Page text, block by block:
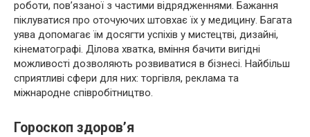
роботи, пов’язаної з частими відрядженнями. Бажання
піклуватися про оточуючих штовхає їх у медицину. Багата
уява допомагає їм досягти успіхів у мистецтві, дизайні,
кінематографі. Ділова хватка, вміння бачити вигідні
можливості дозволяють розвиватися в бізнесі. Найбільш
сприятливі сфери для них: торгівля, реклама та
міжнародне співробітництво.
Гороскоп здоров’я